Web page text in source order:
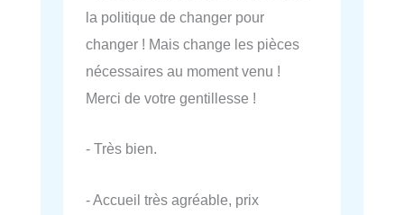
la politique de changer pour
changer ! Mais change les pièces
nécessaires au moment venu !
Merci de votre gentillesse !
- Très bien.
- Accueil très agréable, prix